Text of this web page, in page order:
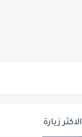
الاكثر زيارة